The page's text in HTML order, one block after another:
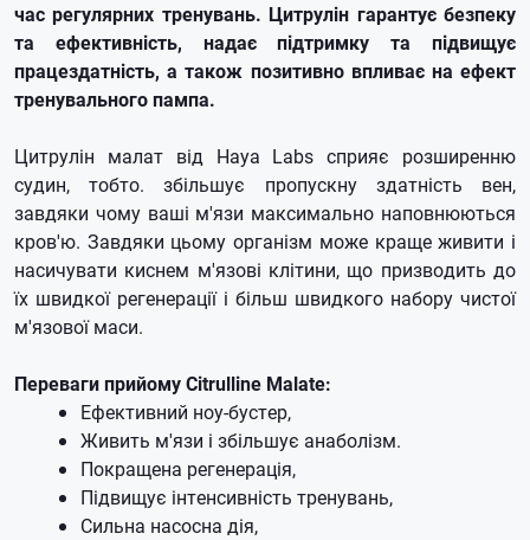
час регулярних тренувань. Цитрулін гарантує безпеку
та ефективність, надає підтримку та підвищує
працездатність, а також позитивно впливає на ефект
тренувального пампа.
Цитрулін малат від Haya Labs сприяє розширенню
судин, тобто. збільшує пропускну здатність вен,
завдяки чому ваші м'язи максимально наповнюються
кров'ю. Завдяки цьому організм може краще живити і
насичувати киснем м'язові клітини, що призводить до
їх швидкої регенерації і більш швидкого набору чистої
м'язової маси.
Переваги прийому Citrulline Malate:
Ефективний ноу-бустер,
Живить м'язи і збільшує анаболізм.
Покращена регенерація,
Підвищує інтенсивність тренувань,
Сильна насосна дія,